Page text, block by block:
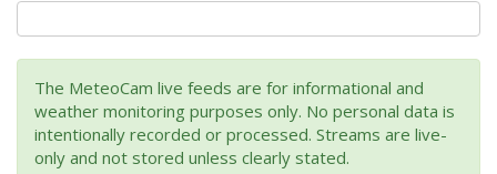
The MeteoCam live feeds are for informational and
weather monitoring purposes only. No personal data is
intentionally recorded or processed. Streams are live-
only and not stored unless clearly stated.